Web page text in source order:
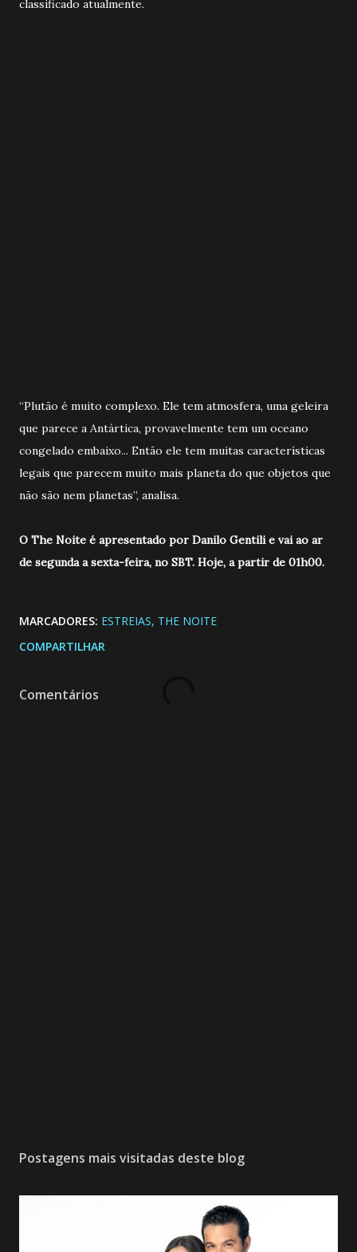
classificado atualmente.
“Plutão é muito complexo. Ele tem atmosfera, uma geleira
que parece a Antártica, provavelmente tem um oceano
congelado embaixo... Então ele tem muitas características
legais que parecem muito mais planeta do que objetos que
não são nem planetas”, analisa.
O The Noite é apresentado por Danilo Gentili e vai ao ar
de segunda a sexta-feira, no SBT. Hoje, a partir de 01h00.
MARCADORES: ESTREIAS THE NOITE
COMPARTILHAR
Comentários
Postagens mais visitadas deste blog